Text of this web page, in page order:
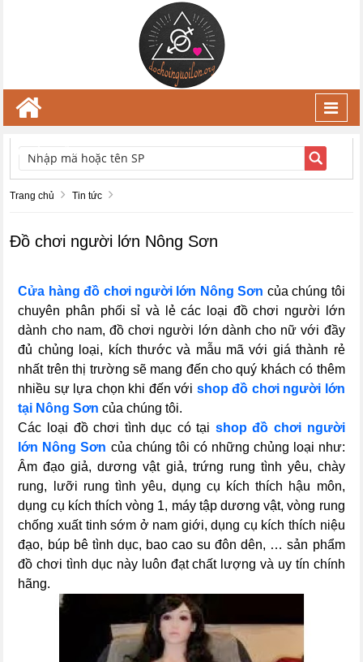
TÌM KIẾM
Trang chủ Tin tức
Đồ chơi người lớn Nông Sơn
Cửa hàng đồ chơi người lớn Nông Sơn của chúng tôi
chuyên phân phối sỉ và lẻ các loại đồ chơi người lớn
dành cho nam, đồ chơi người lớn dành cho nữ với đầy
đủ chủng loại, kích thước và mẫu mã với giá thành rẻ
nhất trên thị trường sẽ mang đến cho quý khách có thêm
nhiều sự lựa chọn khi đến với shop đồ chơi người lớn
tại Nông Sơn của chúng tôi.
Các loại đồ chơi tình dục có tại shop đồ chơi người
lớn Nông Sơn của chúng tôi có những chủng loại như:
Âm đạo giả, dương vật giả, trứng rung tình yêu, chày
rung, lưỡi rung tình yêu, dụng cụ kích thích hậu môn,
dụng cụ kích thích vòng 1, máy tập dương vật, vòng rung
chống xuất tinh sớm ở nam giới, dụng cụ kích thích niệu
đạo, búp bê tình dục, bao cao su đôn dên, … sản phẩm
đồ chơi tình dục này luôn đạt chất lượng và uy tín chính
hãng.